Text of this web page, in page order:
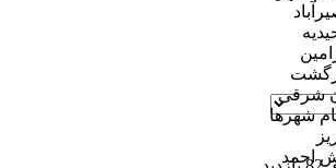
شرقی
شهر‌ها
احمد